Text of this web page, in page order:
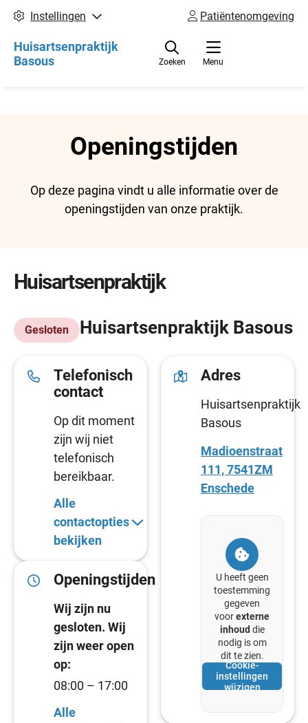
Instellingen Patiëntenomgeving
Huisartsenpraktijk
Basous
Menu
Zoeken
Openingstijden
Op deze pagina vindt u alle informatie over de
openingstijden van onze praktijk.
Huisartsenpraktijk
Huisartsenpraktijk Basous
Gesloten
Telefonisch
contact
Op dit moment
zijn wij niet
telefonisch
bereikbaar.
Alle
contactopties
bekijken
Openingstijden
Wij zijn nu
gesloten. Wij
zijn weer open
op:
08:00 – 17:00
Alle
Adres
Huisartsenpraktijk
Basous
Madioenstraat
111, 7541ZM
Enschede
U heeft geen
toestemming
gegeven
voorexterne
inhoud die
nodig is om
dit te zien.
Cookie-
instellingen
wijzigen